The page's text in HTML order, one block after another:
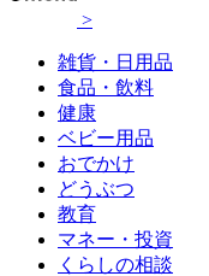
>
雑貨・日用品
食品・飲料
健康
ベビー用品
おでかけ
どうぶつ
教育
マネー・投資
くらしの相談